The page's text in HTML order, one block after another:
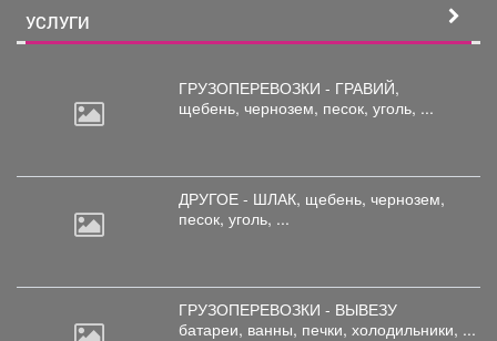
УСЛУГИ
ГРУЗОПЕРЕВОЗКИ - ГРАВИЙ,
щебень, чернозем, песок, уголь, ...
ДРУГОЕ - ШЛАК, щебень, чернозем,
песок, уголь, ...
ГРУЗОПЕРЕВОЗКИ - ВЫВЕЗУ
батареи, ванны, печки, холодильники, ...